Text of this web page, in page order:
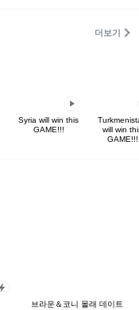
더보기
Syria will win this
GAME!!!
will win
GAME!!!
브라운＆코니 몰래 데이트